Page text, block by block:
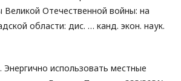
Великой Отечественной войны: на
области: дис. … канд. экон. наук.
использовать местные